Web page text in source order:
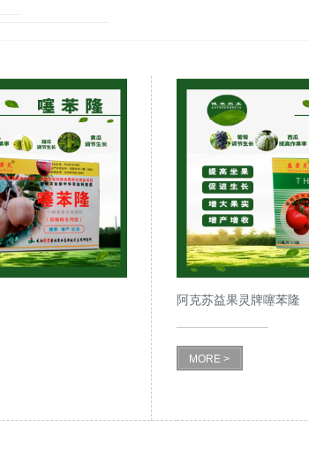
阿克苏益果灵牌噻苯隆
MORE >